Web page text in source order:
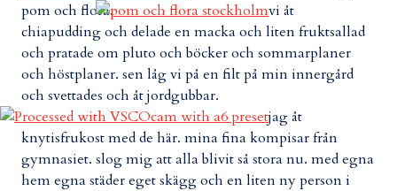
pom och flora.
vi åt
chiapudding och delade en macka och liten fruktsallad
och pratade om pluto och böcker och sommarplaner
och höstplaner. sen låg vi på en filt på min innergård
och svettades och åt jordgubbar.
jag åt
knytisfrukost med de här. mina fina kompisar från
gymnasiet. slog mig att alla blivit så stora nu. med egna
hem egna städer eget skägg och en liten ny person i